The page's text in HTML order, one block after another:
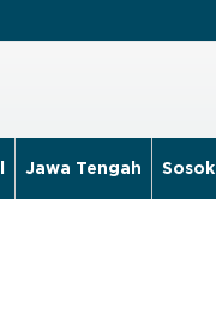
Jawa Tengah Sosok